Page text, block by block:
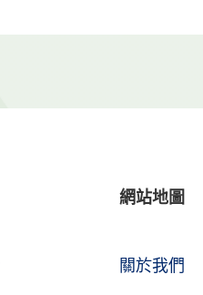
網站地圖
關於我們